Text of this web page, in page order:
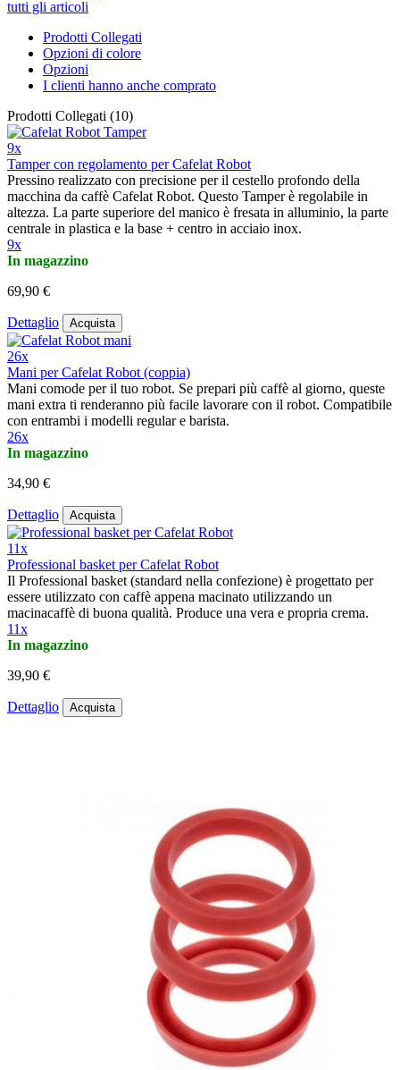
tutti gli articoli
Prodotti Collegati
Opzioni di colore
Opzioni
I clienti hanno anche comprato
Prodotti Collegati (10)
9x
Tamper con regolamento per Cafelat Robot
Pressino realizzato con precisione per il cestello profondo della
macchina da caffè Cafelat Robot. Questo Tamper è regolabile in
altezza. La parte superiore del manico è fresata in alluminio, la parte
centrale in plastica e la base + centro in acciaio inox.
9x
In magazzino
69,90 €
Dettaglio Acquista
26x
Mani per Cafelat Robot (coppia)
Mani comode per il tuo robot. Se prepari più caffè al giorno, queste
mani extra ti renderanno più facile lavorare con il robot. Compatibile
con entrambi i modelli regular e barista.
26x
In magazzino
34,90 €
Dettaglio Acquista
11x
Professional basket per Cafelat Robot
Il Professional basket (standard nella confezione) è progettato per
essere utilizzato con caffè appena macinato utilizzando un
macinacaffè di buona qualità. Produce una vera e propria crema.
11x
In magazzino
39,90 €
Dettaglio Acquista